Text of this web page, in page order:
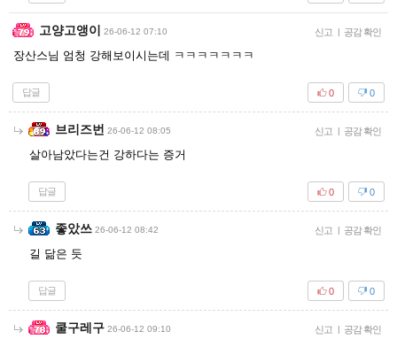
고양고앵이 26-06-12 07:10 신고 | 공감 확인
장산스님 엄청 강해보이시는데 ㅋㅋㅋㅋㅋㅋㅋ
답글 0
0
브리즈번 26-06-12 08:05 신고 | 공감 확인
살아남았다는건 강하다는 증거
답글 0
0
좋았쓰 26-06-12 08:42 신고 | 공감 확인
길 닮은 듯
답글 0
0
쿨구레구 26-06-12 09:10 신고 | 공감 확인